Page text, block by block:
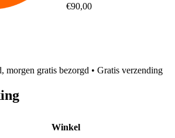
€90,00
morgen gratis bezorgd • Gratis verzending
Winkel